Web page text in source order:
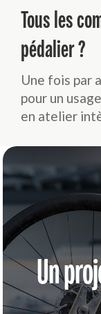
Tous les
pédalier ?
Une fois par
pour un
en atelier
Un